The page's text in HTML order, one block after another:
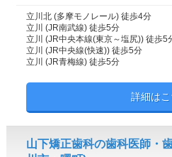
立川北 (多摩モノレール) 徒歩4分
立川 (JR南武線) 徒歩5分
立川 (JR中央本線(東京～塩尻)) 徒歩5
立川 (JR中央線(快速)) 徒歩5分
立川 (JR青梅線) 徒歩5分
詳細は
山下矯正歯科の歯科医師・